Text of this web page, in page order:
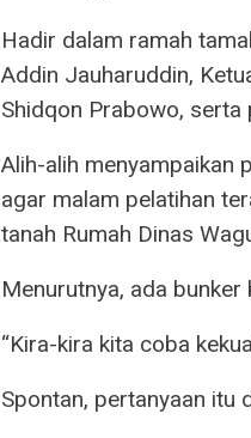
Hadir dalam ramah
Addin Jauharuddin,
Shidqon Prabowo,
Alih-alih menyampaikan
agar malam pelatihan
tanah Rumah Dinas
Menurutnya, ada
“Kira-kira kita coba
Spontan, pertanyaan itu